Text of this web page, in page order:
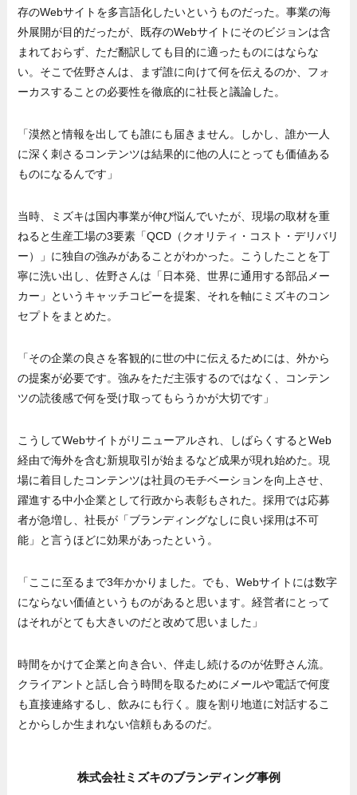
存のWebサイトを多言語化したいというものだった。事業の海
外展開が目的だったが、既存のWebサイトにそのビジョンは含
まれておらず、ただ翻訳しても目的に適ったものにはならな
い。そこで佐野さんは、まず誰に向けて何を伝えるのか、フォ
ーカスすることの必要性を徹底的に社長と議論した。
「漠然と情報を出しても誰にも届きません。しかし、誰か一人
に深く刺さるコンテンツは結果的に他の人にとっても価値ある
ものになるんです」
当時、ミズキは国内事業が伸び悩んでいたが、現場の取材を重
ねると生産工場の3要素「QCD（クオリティ・コスト・デリバリ
ー）」に独自の強みがあることがわかった。こうしたことを丁
寧に洗い出し、佐野さんは「日本発、世界に通用する部品メー
カー」というキャッチコピーを提案、それを軸にミズキのコン
セプトをまとめた。
「その企業の良さを客観的に世の中に伝えるためには、外から
の提案が必要です。強みをただ主張するのではなく、コンテン
ツの読後感で何を受け取ってもらうかが大切です」
こうしてWebサイトがリニューアルされ、しばらくするとWeb
経由で海外を含む新規取引が始まるなど成果が現れ始めた。現
場に着目したコンテンツは社員のモチベーションを向上させ、
躍進する中小企業として行政から表彰もされた。採用では応募
者が急増し、社長が「ブランディングなしに良い採用は不可
能」と言うほどに効果があったという。
「ここに至るまで3年かかりました。でも、Webサイトには数字
にならない価値というものがあると思います。経営者にとって
はそれがとても大きいのだと改めて思いました」
時間をかけて企業と向き合い、伴走し続けるのが佐野さん流。
クライアントと話し合う時間を取るためにメールや電話で何度
も直接連絡するし、飲みにも行く。腹を割り地道に対話するこ
とからしか生まれない信頼もあるのだ。
株式会社ミズキのブランディング事例